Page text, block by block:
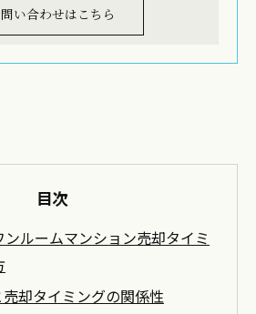
い合わせはこちら
目次
ルームマンション売却タイミ
却タイミングの関係性